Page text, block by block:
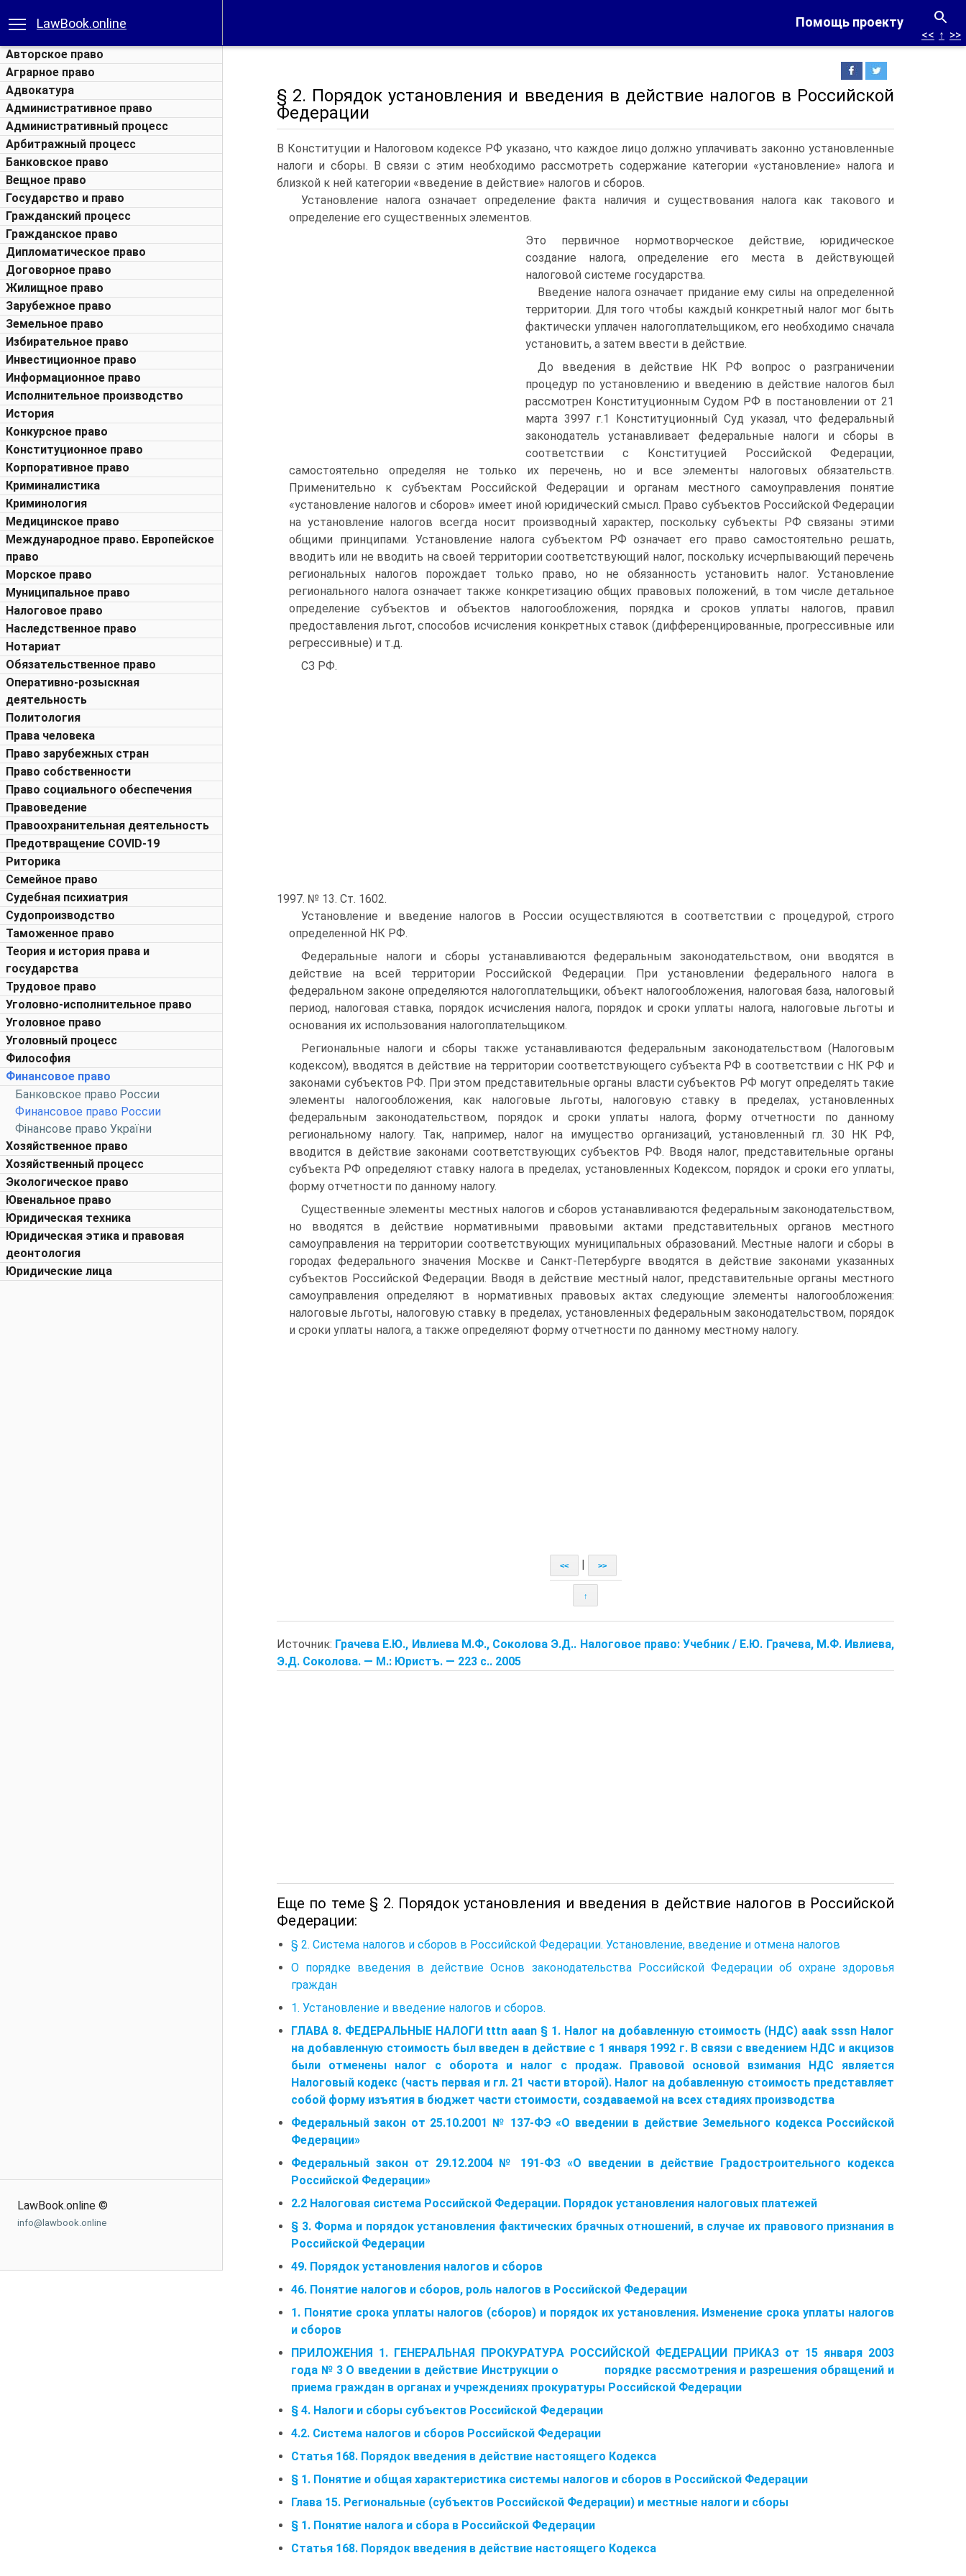
Помощь проекту
LawBook.online
Авторское право
Аграрное право
Адвокатура
Административное право
Административный процесс
Арбитражный процесс
Банковское право
Вещное право
Государство и право
Гражданский процесс
Гражданское право
Дипломатическое право
Договорное право
Жилищное право
Зарубежное право
Земельное право
Избирательное право
Инвестиционное право
Информационное право
Исполнительное производство
История
Конкурсное право
Конституционное право
Корпоративное право
Криминалистика
Криминология
Медицинское право
Международное право. Европейское
право
Морское право
Муниципальное право
Налоговое право
Наследственное право
Нотариат
Обязательственное право
Оперативно-розыскная
деятельность
Политология
Права человека
Право зарубежных стран
Право собственности
Право социального обеспечения
Правоведение
Правоохранительная деятельность
Предотвращение COVID-19
Риторика
Семейное право
Судебная психиатрия
Судопроизводство
Таможенное право
Теория и история права и
государства
Трудовое право
Уголовно-исполнительное право
Уголовное право
Уголовный процесс
Философия
Финансовое право
Банковское право России
Финансовое право России
Фінансове право України
Хозяйственное право
Хозяйственный процесс
Экологическое право
Ювенальное право
Юридическая техника
Юридическая этика и правовая
деонтология
Юридические лица
LawBook.online ©
info@lawbook.online
<< ↑ >>
§ 2. Порядок установления и введения в действие налогов в Российской
Федерации
В Конституции и Налоговом кодексе РФ указано, что каждое лицо должно уплачивать законно установленные
налоги и сборы. В связи с этим необходимо рассмотреть содержание категории «установление» налога и
близкой к ней категории «введение в действие» налогов и сборов.
Установление налога означает определение факта наличия и существования налога как такового и
определение его существенных элементов.
Это первичное нормотворческое действие, юридическое
создание налога, определение его места в действующей
налоговой системе государства.
Введение налога означает придание ему силы на определенной
территории. Для того чтобы каждый конкретный налог мог быть
фактически уплачен налогоплательщиком, его необходимо сначала
установить, а затем ввести в действие.
До введения в действие НК РФ вопрос о разграничении
процедур по установлению и введению в действие налогов был
рассмотрен Конституционным Судом РФ в постановлении от 21
марта 3997 г.1 Конституционный Суд указал, что федеральный
законодатель устанавливает федеральные налоги и сборы в
соответствии с Конституцией Российской Федерации,
самостоятельно определяя не только их перечень, но и все элементы налоговых обязательств.
Применительно к субъектам Российской Федерации и органам местного самоуправления понятие
«установление налогов и сборов» имеет иной юридический смысл. Право субъектов Российской Федерации
на установление налогов всегда носит производный характер, поскольку субъекты РФ связаны этими
общими принципами. Установление налога субъектом РФ означает его право самостоятельно решать,
вводить или не вводить на своей территории соответствующий налог, поскольку исчерпывающий перечень
региональных налогов порождает только право, но не обязанность установить налог. Установление
регионального налога означает также конкретизацию общих правовых положений, в том числе детальное
определение субъектов и объектов налогообложения, порядка и сроков уплаты налогов, правил
предоставления льгот, способов исчисления конкретных ставок (дифференцированные, прогрессивные или
регрессивные) и т.д.
СЗ РФ.
1997. № 13. Ст. 1602.
Установление и введение налогов в России осуществляются в соответствии с процедурой, строго
определенной НК РФ.
Федеральные налоги и сборы устанавливаются федеральным законодательством, они вводятся в
действие на всей территории Российской Федерации. При установлении федерального налога в
федеральном законе определяются налогоплательщики, объект налогообложения, налоговая база, налоговый
период, налоговая ставка, порядок исчисления налога, порядок и сроки уплаты налога, налоговые льготы и
основания их использования налогоплательщиком.
Региональные налоги и сборы также устанавливаются федеральным законодательством (Налоговым
кодексом), вводятся в действие на территории соответствующего субъекта РФ в соответствии с НК РФ и
законами субъектов РФ. При этом представительные органы власти субъектов РФ могут определять такие
элементы налогообложения, как налоговые льготы, налоговую ставку в пределах, установленных
федеральным законодательством, порядок и сроки уплаты налога, форму отчетности по данному
региональному налогу. Так, например, налог на имущество организаций, установленный гл. 30 НК РФ,
вводится в действие законами соответствующих субъектов РФ. Вводя налог, представительные органы
субъекта РФ определяют ставку налога в пределах, установленных Кодексом, порядок и сроки его уплаты,
форму отчетности по данному налогу.
Существенные элементы местных налогов и сборов устанавливаются федеральным законодательством,
но вводятся в действие нормативными правовыми актами представительных органов местного
самоуправления на территории соответствующих муниципальных образований. Местные налоги и сборы в
городах федерального значения Москве и Санкт-Петербурге вводятся в действие законами указанных
субъектов Российской Федерации. Вводя в действие местный налог, представительные органы местного
самоуправления определяют в нормативных правовых актах следующие элементы налогообложения:
налоговые льготы, налоговую ставку в пределах, установленных федеральным законодательством, порядок
и сроки уплаты налога, а также определяют форму отчетности по данному местному налогу.
<< >>
↑
Источник: Грачева Е.Ю., Ивлиева М.Ф., Соколова Э.Д.. Налоговое право: Учебник / Е.Ю. Грачева, М.Ф. Ивлиева,
Э.Д. Соколова. — М.: Юристъ. — 223 с.. 2005
Еще по теме § 2. Порядок установления и введения в действие налогов в Российской
Федерации:
§ 2. Система налогов и сборов в Российской Федерации. Установление, введение и отмена налогов
О порядке введения в действие Основ законодательства Российской Федерации об охране здоровья
граждан
1. Установление и введение налогов и сборов.
ГЛАВА 8. ФЕДЕРАЛЬНЫЕ НАЛОГИ tttn aaan § 1. Налог на добавленную стоимость (НДС) aaak sssn Налог
на добавленную стоимость был введен в действие с 1 января 1992 г. В связи с введением НДС и акцизов
были отменены налог с оборота и налог с продаж. Правовой основой взимания НДС является
Налоговый кодекс (часть первая и гл. 21 части второй). Налог на добавленную стоимость представляет
собой форму изъятия в бюджет части стоимости, создаваемой на всех стадиях производства
Федеральный закон от 25.10.2001 № 137-ФЭ «О введении в действие Земельного кодекса Российской
Федерации»
Федеральный закон от 29.12.2004 № 191-ФЗ «О введении в действие Градостроительного кодекса
Российской Федерации»
2.2 Налоговая система Российской Федерации. Порядок установления налоговых платежей
§ 3. Форма и порядок установления фактических брачных отношений, в случае их правового признания в
Российской Федерации
49. Порядок установления налогов и сборов
46. Понятие налогов и сборов, роль налогов в Российской Федерации
1. Понятие срока уплаты налогов (сборов) и порядок их установления. Изменение срока уплаты налогов
и сборов
ПРИЛОЖЕНИЯ 1. ГЕНЕРАЛЬНАЯ ПРОКУРАТУРА РОССИЙСКОЙ ФЕДЕРАЦИИ ПРИКАЗ от 15 января 2003
года № 3 О введении в действие Инструкции о порядке рассмотрения и разрешения обращений и
приема граждан в органах и учреждениях прокуратуры Российской Федерации
§ 4. Налоги и сборы субъектов Российской Федерации
4.2. Система налогов и сборов Российской Федерации
Статья 168. Порядок введения в действие настоящего Кодекса
§ 1. Понятие и общая характеристика системы налогов и сборов в Российской Федерации
Глава 15. Региональные (субъектов Российской Федерации) и местные налоги и сборы
§ 1. Понятие налога и сбора в Российской Федерации
Статья 168. Порядок введения в действие настоящего Кодекса